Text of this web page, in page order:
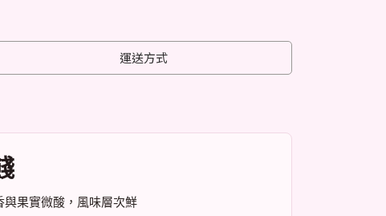
運送方式
果實微酸，風味層次鮮